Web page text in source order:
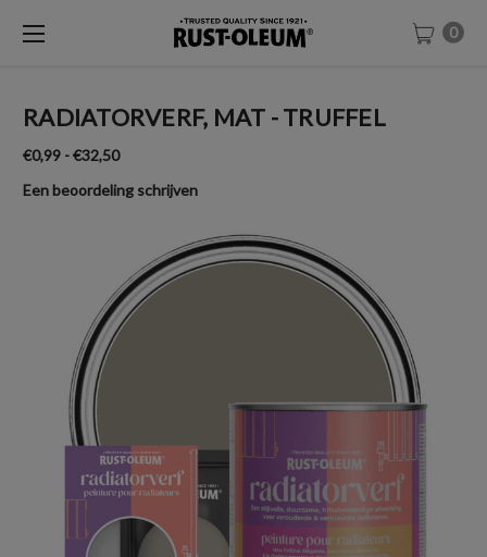
0
RADIATORVERF, MAT - TRUFFEL
€0,99 - €32,50
Een beoordeling schrijven